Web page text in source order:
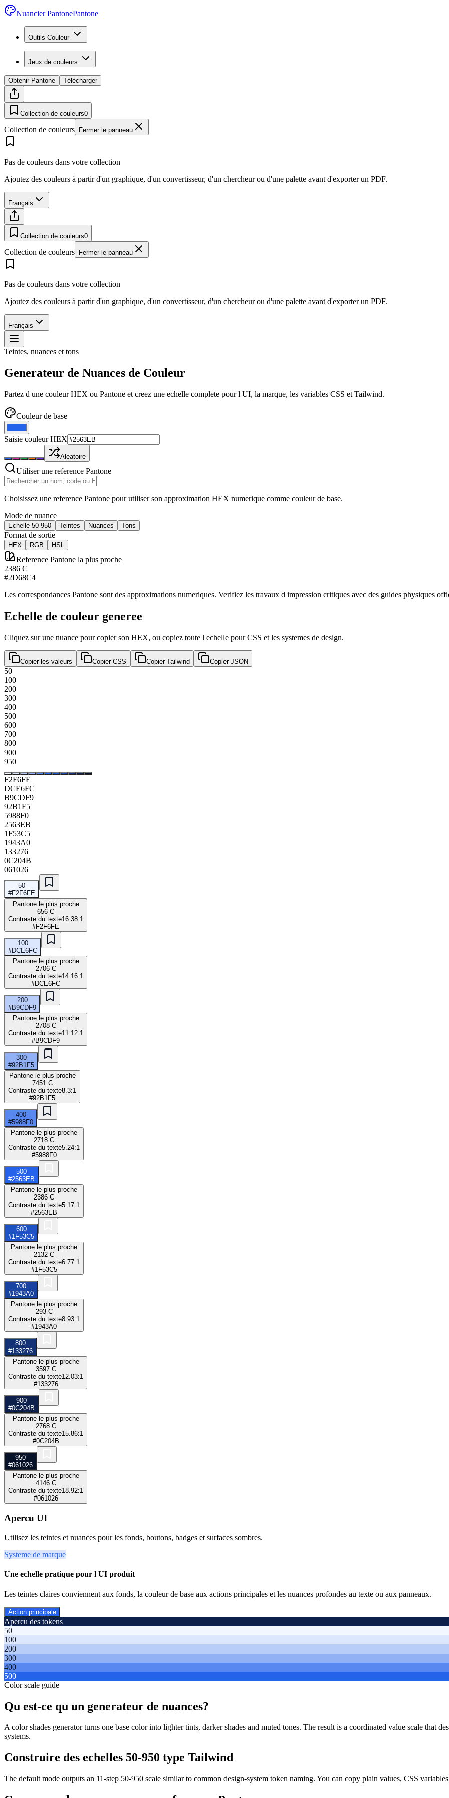
Nuancier PantonePantone
Outils Couleur
Jeux de couleurs
Obtenir Pantone Télécharger
Collection de couleurs0
Collection de couleurs Fermer le panneau
Pas de couleurs dans votre collection
Ajoutez des couleurs à partir d'un graphique, d'un convertisseur, d'un chercheur ou d'une palette avant d'exporter un PDF.
Français
Collection de couleurs0
Collection de couleurs Fermer le panneau
Pas de couleurs dans votre collection
Ajoutez des couleurs à partir d'un graphique, d'un convertisseur, d'un chercheur ou d'une palette avant d'exporter un PDF.
Français
Teintes, nuances et tons
Generateur de Nuances de Couleur
Partez d une couleur HEX ou Pantone et creez une echelle complete pour l UI, la marque, les variables CSS et Tailwind.
Couleur de base
Saisie couleur HEX
Aleatoire
Utiliser une reference Pantone
Choisissez une reference Pantone pour utiliser son approximation HEX numerique comme couleur de base.
Mode de nuance
Echelle 50-950 Teintes Nuances Tons
Format de sortie
HEX RGB HSL
Reference Pantone la plus proche
2386 C
#2D68C4
Les correspondances Pantone sont des approximations numeriques. Verifiez les travaux d impression critiques avec des guides physiques
Echelle de couleur generee
Cliquez sur une nuance pour copier son HEX, ou copiez toute l echelle pour CSS et les systemes de design.
Copier les valeurs Copier CSS Copier Tailwind Copier JSON
50
100
200
300
400
500
600
700
800
900
950
F2F6FE
DCE6FC
B9CDF9
92B1F5
5988F0
2563EB
1F53C5
1943A0
133276
0C204B
061026
50
#F2F6FE
Pantone le plus proche
656 C
Contraste du texte16.38:1
#F2F6FE
100
#DCE6FC
Pantone le plus proche
2706 C
Contraste du texte14.16:1
#DCE6FC
200
#B9CDF9
Pantone le plus proche
2708 C
Contraste du texte11.12:1
#B9CDF9
300
#92B1F5
Pantone le plus proche
7451 C
Contraste du texte8.3:1
#92B1F5
400
#5988F0
Pantone le plus proche
2718 C
Contraste du texte5.24:1
#5988F0
500
#2563EB
Pantone le plus proche
2386 C
Contraste du texte5.17:1
#2563EB
600
#1F53C5
Pantone le plus proche
2132 C
Contraste du texte6.77:1
#1F53C5
700
#1943A0
Pantone le plus proche
293 C
Contraste du texte8.93:1
#1943A0
800
#133276
Pantone le plus proche
3597 C
Contraste du texte12.03:1
#133276
900
#0C204B
Pantone le plus proche
2768 C
Contraste du texte15.86:1
#0C204B
950
#061026
Pantone le plus proche
4146 C
Contraste du texte18.92:1
#061026
Apercu UI
Utilisez les teintes et nuances pour les fonds, boutons, badges et surfaces sombres.
Systeme de marque
Une echelle pratique pour l UI produit
Les teintes claires conviennent aux fonds, la couleur de base aux actions principales et les nuances profondes au texte ou aux panneaux.
Action principale
Apercu des tokens
50
100
200
300
400
500
Color scale guide
Qu est-ce qu un generateur de nuances?
A color shades generator turns one base color into lighter tints, darker shades and muted tones. The result is a coordinated value scale that
systems.
Construire des echelles 50-950 type Tailwind
The default mode outputs an 11-step 50-950 scale similar to common design-system token naming. You can copy plain values, CSS